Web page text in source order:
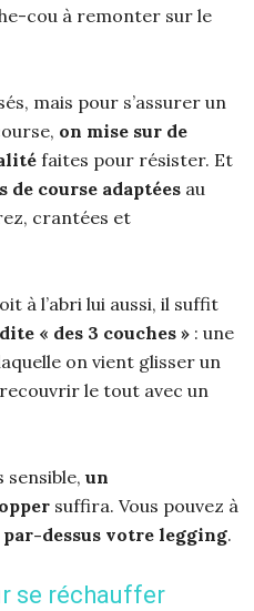
cou à remonter sur le
mais pour s’assurer un
on mise sur de
faites pour résister. Et
de course adaptées au
crantées et
à l’abri lui aussi, il suffit
« des 3 couches » : une
on vient glisser un
le tout avec un
sensible, un
suffira. Vous pouvez à
dessus votre legging.
se réchauffer